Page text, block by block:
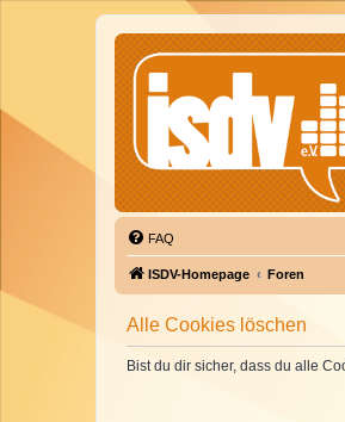
FAQ
ISDV-Homepage Foren
Alle Cookies löschen
Bist du dir sicher, dass du alle